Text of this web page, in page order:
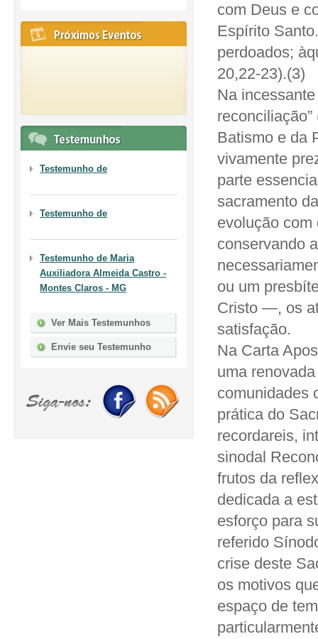
com Deus e
Espírito
perdoados;
20,22-23).(3)
Na
Batismo e da
vivamente
parte
sacramento
evolução com
conservando
ou um
Cristo —, os
satisfação.
Na Carta
uma
comunidades
prática do
recordareis,
sinodal
frutos da
dedicada a
esforço para
referido
crise deste
os motivos
espaço de
Testemunho de
Testemunho de
Testemunho de Maria
Auxiliadora Almeida Castro -
Montes Claros - MG
Ver Mais Testemunhos
Envie seu Testemunho